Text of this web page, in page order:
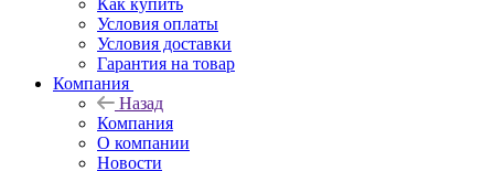
Как купить
Условия оплаты
Условия доставки
Гарантия на товар
Компания
Назад
Компания
О компании
Новости